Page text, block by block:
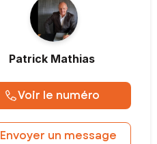
Patrick Mathias
Voir le numéro
Envoyer un message